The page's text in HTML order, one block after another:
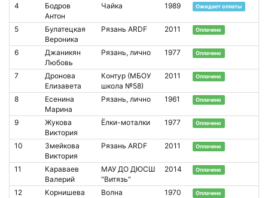
4
Бодров
Антон
Чайка 1989 Ожидает оплаты
5
Булатецкая
Вероника
Рязань ARDF 2011 Оплачено
6
Джаникян
Любовь
Рязань, лично 1977 Оплачено
7
Дронова
Елизавета
Контур (МБОУ
школа №58)
2011 Оплачено
8
Есенина
Марина
Рязань, лично 1961 Оплачено
9
Жукова
Виктория
Ёлки-моталки 1977 Оплачено
10
Змейкова
Виктория
Рязань ARDF 2011 Оплачено
11
Караваев
Валерий
МАУ ДО ДЮСШ
"Витязь"
2014 Оплачено
12
Корнишева
Волна 1970 Оплачено